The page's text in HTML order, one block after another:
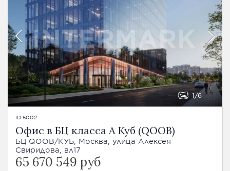
1 6
ID 5002
Офис в БЦ класса А Куб (QOOB)
БЦ QOOB/КУБ, Москва, улица Алексея
Свиридова, вл17
65 670 549 руб